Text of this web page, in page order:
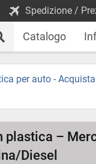
Spedizione /
Catalogo
per auto -
–
Diesel